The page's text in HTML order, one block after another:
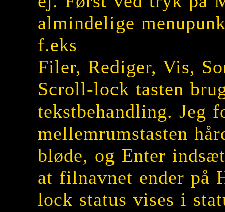
almindelige
f.eks
Filer, Rediger, Vis,
Scroll-lock tasten
tekstbehandling. Jeg
mellemrumstasten
bløde, og Enter
at filnavnet ender
lock status vises i